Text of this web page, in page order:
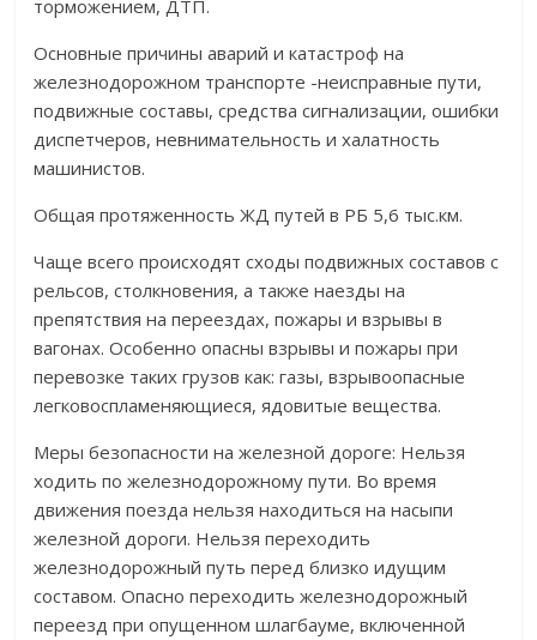
торможением, ДТП.
Основные причины аварий и катастроф на
железнодорожном транспорте -неисправные пути,
подвижные составы, средства сигнализации, ошибки
диспетчеров, невнимательность и халатность
машинистов.
Общая протяженность ЖД путей в РБ 5,6 тыс.км.
Чаще всего происходят сходы подвижных составов с
рельсов, столкновения, а также наезды на
препятствия на переездах, пожары и взрывы в
вагонах. Особенно опасны взрывы и пожары при
перевозке таких грузов как: газы, взрывоопасные
легковоспламеняющиеся, ядовитые вещества.
Меры безопасности на железной дороге: Нельзя
ходить по железнодорожному пути. Во время
движения поезда нельзя находиться на насыпи
железной дороги. Нельзя переходить
железнодорожный путь перед близко идущим
составом. Опасно переходить железнодорожный
переезд при опущенном шлагбауме, включенной